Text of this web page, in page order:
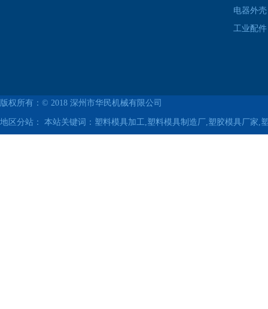
电器外壳
工业配件
版权所有：© 2018 深州市华民机械有限公司
地区分站： 本站关键词：塑料模具加工,塑料模具制造厂,塑胶模具厂家,